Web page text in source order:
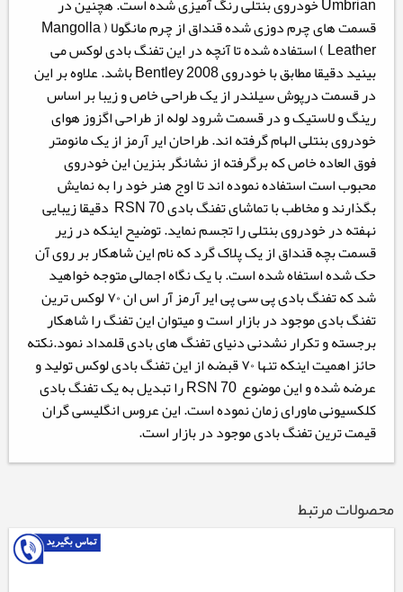
قسمت های چرم دوزی شده قنداق از چرم مانگولا ( Mangolla
Leather ) استفاده شده تا آنچه در این تفنگ بادی لوکس می
بینید دقیقا مطابق با خودروی Bentley 2008 باشد. علاوه بر این
در قسمت درپوش سیلندر از یک طراحی خاص و زیبا بر اساس
رینگ و لاستیک و در قسمت شرود لوله از طراحی اگزوز هوای
خودروی بنتلی الهام گرفته اند. طراحان ایر آرمز از یک مانومتر
فوق العاده خاص که برگرفته از نشانگر بنزین این خودروی
محبوب است استفاده نموده اند تا اوج هنر خود را به نمایش
بگذارند و مخاطب با تماشای تفنگ بادی RSN 70 دقیقا زیبایی
نهفته در خودروی بنتلی را تجسم نماید. توضیح اینکه در زیر
قسمت بچه قنداق از یک پلاک گرد که نام این شاهکار بر روی آن
حک شده استفاه شده است. با یک نگاه اجمالی متوجه خواهید
شد که تفنگ بادی پی سی پی ایر آرمز آر اس ان ۷۰ لوکس ترین
تفنگ بادی موجود در بازار است و میتوان این تفنگ را شاهکار
برجسته و تکرار نشدنی دنیای تفنگ های بادی قلمداد نمود.نکته
حائز اهمیت اینکه تنها ۷۰ قبضه از این تفنگ بادی لوکس تولید و
عرضه شده و این موضوع RSN 70 را تبدیل به یک تفنگ بادی
کلکسیونی ماورای زمان نموده است. این عروس انگلیسی گران
قیمت ترین تفنگ بادی موجود در بازار است.
محصولات مرتبط